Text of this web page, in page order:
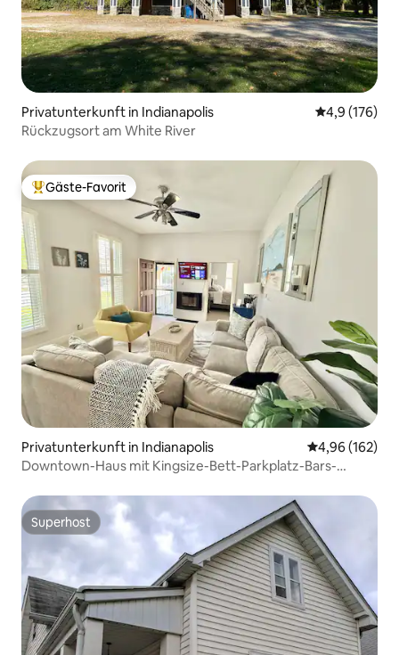
Privatunterkunft in Indianapolis
4,9 (176)
Rückzugsort am White River
Beliebter Gäste-Favorit.
Gäste-Favorit
Privatunterkunft in Indianapolis
4,96 (162)
Downtown-Haus mit Kingsize-Bett-Parkplatz-Bars-
Superhost
Superhost